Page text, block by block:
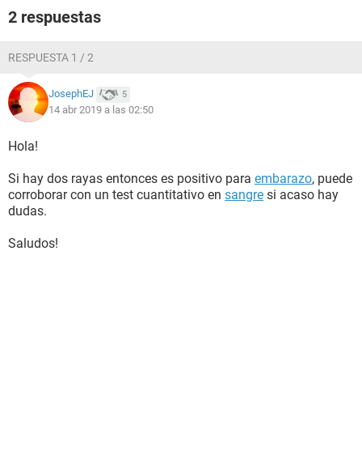
2 respuestas
RESPUESTA 1 / 2
JosephEJ 5
14 abr 2019 a las 02:50
Hola!
Si hay dos rayas entonces es positivo para embarazo, puede
corroborar con un test cuantitativo en sangre si acaso hay
dudas.
Saludos!